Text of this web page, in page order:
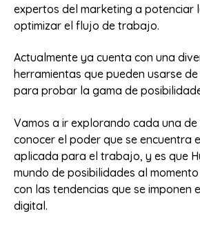
expertos del marketing a potenciar
optimizar el flujo de trabajo.
Actualmente ya cuenta con una
herramientas que pueden usarse
para probar la gama de
Vamos a ir explorando cada una
conocer el poder que se encuentra
aplicada para el trabajo, y es que
mundo de posibilidades al
con las tendencias que se imponen
digital.